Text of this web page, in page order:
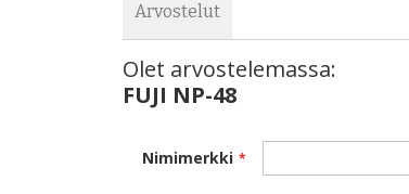
Arvostelut
Olet arvostelemassa:
FUJI NP-48
Nimimerkki